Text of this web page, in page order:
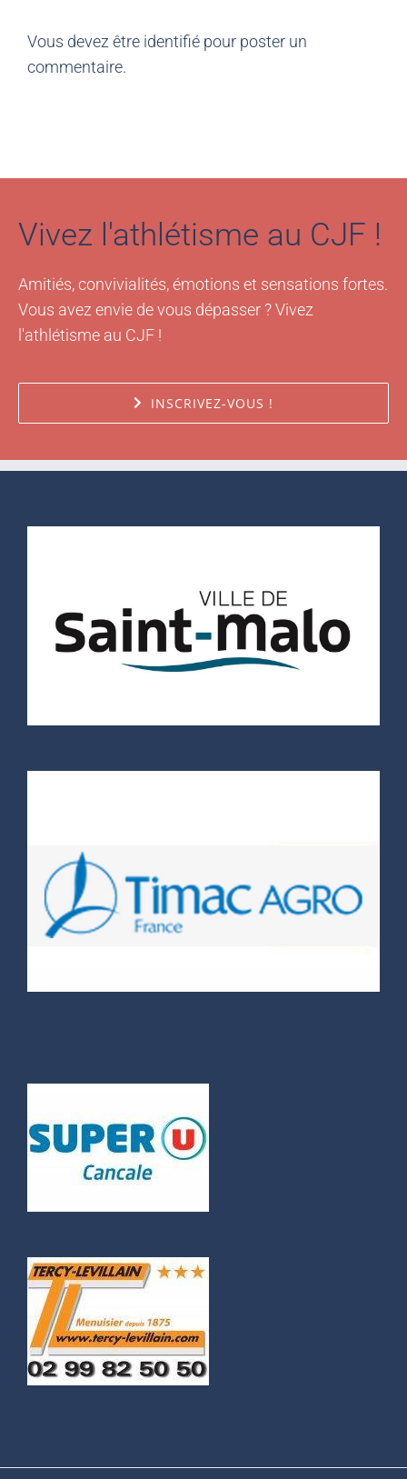
Vous devez être identifié pour poster un
commentaire.
Vivez l'athlétisme au CJF !
Amitiés, convivialités, émotions et sensations fortes.
Vous avez envie de vous dépasser ? Vivez
l'athlétisme au CJF !
INSCRIVEZ-VOUS !